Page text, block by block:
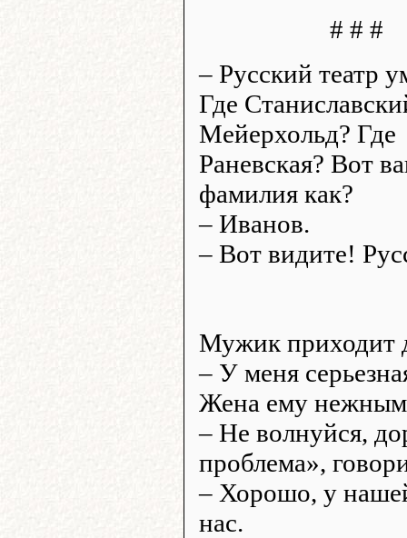
# # #
– Русский театр
Где
Мейерхольд? Где
Раневская? Вот
фамилия как?
– Иванов.
– Вот видите!
Мужик приходит
– У меня
Жена ему нежным
– Не волнуйся,
проблема»,
– Хорошо, у
нас.